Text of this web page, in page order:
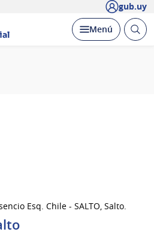
gub.uy
Desplegar
Menú Abrir
Esq. Chile - SALTO, Salto.